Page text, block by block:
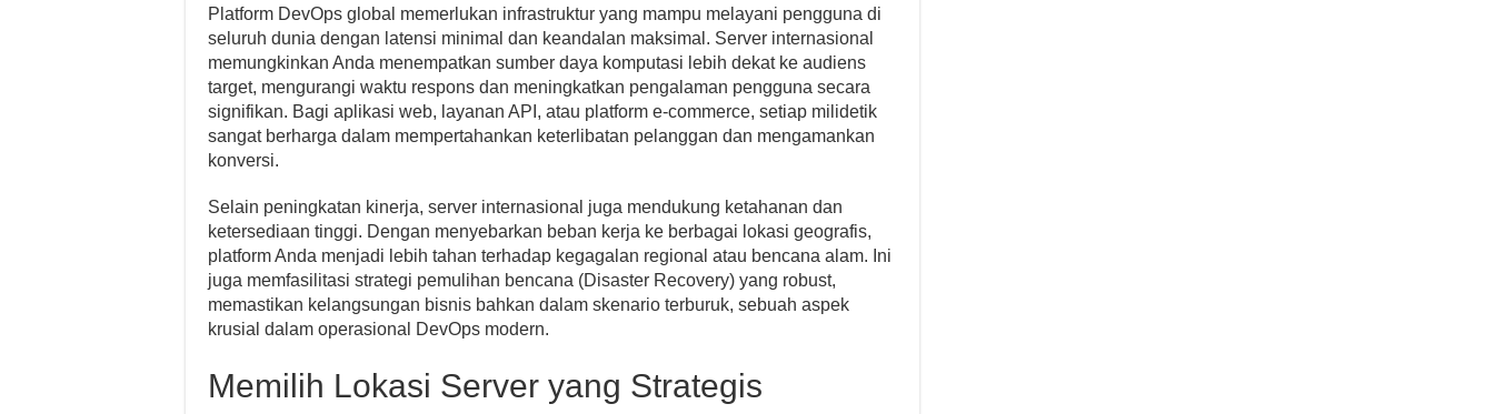
Platform DevOps global memerlukan infrastruktur yang mampu melayani pengguna di
seluruh dunia dengan latensi minimal dan keandalan maksimal. Server internasional
memungkinkan Anda menempatkan sumber daya komputasi lebih dekat ke audiens
target, mengurangi waktu respons dan meningkatkan pengalaman pengguna secara
signifikan. Bagi aplikasi web, layanan API, atau platform e-commerce, setiap milidetik
sangat berharga dalam mempertahankan keterlibatan pelanggan dan mengamankan
konversi.
Selain peningkatan kinerja, server internasional juga mendukung ketahanan dan
ketersediaan tinggi. Dengan menyebarkan beban kerja ke berbagai lokasi geografis,
platform Anda menjadi lebih tahan terhadap kegagalan regional atau bencana alam. Ini
juga memfasilitasi strategi pemulihan bencana (Disaster Recovery) yang robust,
memastikan kelangsungan bisnis bahkan dalam skenario terburuk, sebuah aspek
krusial dalam operasional DevOps modern.
Memilih Lokasi Server yang Strategis